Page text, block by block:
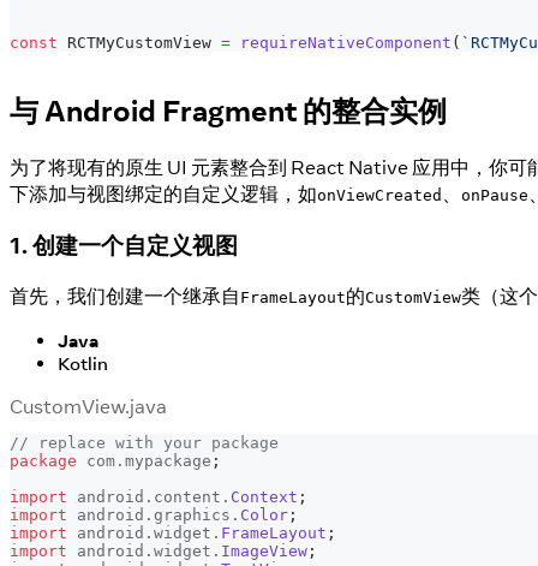
const RCTMyCustomView = requireNativeComponent ( `
与 Android Fragment 的整合实例
为了将现有的原生 UI 元素整合到 React Native 应用中，你
下添加与视图绑定的自定义逻辑，如onViewCreated onPause
1. 创建一个自定义视图
首先，我们创建一个继承自 FrameLayout的CustomView类（这
Java
Kotlin
CustomView.java
// replace with your package
package
com . mypackage ;
import
android . content . Context ;
import
android . graphics . Color ;
import
android . widget . FrameLayout ;
import
android . widget . ImageView ;